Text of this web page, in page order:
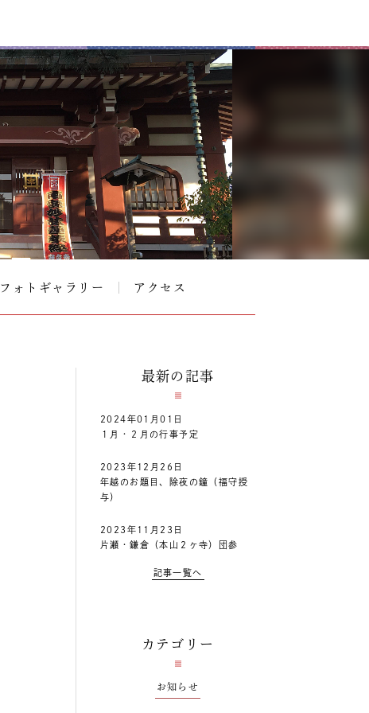
フォトギャラリー アクセス
最新の記事
2024年01月01日
１月・２月の行事予定
2023年12月26日
年越のお題目、除夜の鐘（福守授
与）
2023年11月23日
片瀬・鎌倉（本山２ヶ寺）団参
記事一覧へ
カテゴリー
お知らせ